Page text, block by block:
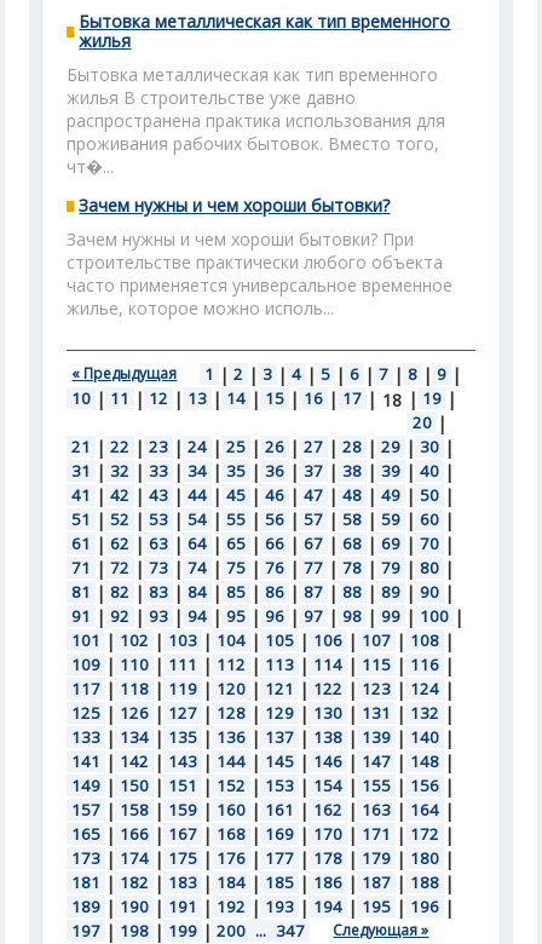
Бытовка металлическая как тип временного
жилья
Бытовка металлическая как тип временного
жилья В строительстве уже давно
распространена практика использования для
проживания рабочих бытовок. Вместо того,
чт�...
Зачем нужны и чем хороши бытовки?
Зачем нужны и чем хороши бытовки? При
строительстве практически любого объекта
часто применяется универсальное временное
жилье, которое можно исполь...
« Предыдущая 1 | 2 | 3 | 4 | 5 | 6 | 7 | 8 | 9 |
10 | 11 | 12 | 13 | 14 | 15 | 16 | 17 | 18 | 19 |
20 |
21 | 22 | 23 | 24 | 25 | 26 | 27 | 28 | 29 | 30 |
31 | 32 | 33 | 34 | 35 | 36 | 37 | 38 | 39 | 40 |
41 | 42 | 43 | 44 | 45 | 46 | 47 | 48 | 49 | 50 |
51 | 52 | 53 | 54 | 55 | 56 | 57 | 58 | 59 | 60 |
61 | 62 | 63 | 64 | 65 | 66 | 67 | 68 | 69 | 70 |
71 | 72 | 73 | 74 | 75 | 76 | 77 | 78 | 79 | 80 |
81 | 82 | 83 | 84 | 85 | 86 | 87 | 88 | 89 | 90 |
91 | 92 | 93 | 94 | 95 | 96 | 97 | 98 | 99 | 100 |
101 | 102 | 103 | 104 | 105 | 106 | 107 | 108 |
109 | 110 | 111 | 112 | 113 | 114 | 115 | 116 |
117 | 118 | 119 | 120 | 121 | 122 | 123 | 124 |
125 | 126 | 127 | 128 | 129 | 130 | 131 | 132 |
133 | 134 | 135 | 136 | 137 | 138 | 139 | 140 |
141 | 142 | 143 | 144 | 145 | 146 | 147 | 148 |
149 | 150 | 151 | 152 | 153 | 154 | 155 | 156 |
157 | 158 | 159 | 160 | 161 | 162 | 163 | 164 |
165 | 166 | 167 | 168 | 169 | 170 | 171 | 172 |
173 | 174 | 175 | 176 | 177 | 178 | 179 | 180 |
181 | 182 | 183 | 184 | 185 | 186 | 187 | 188 |
189 | 190 | 191 | 192 | 193 | 194 | 195 | 196 |
197 | 198 | 199 | 200 ... 347 Следующая »